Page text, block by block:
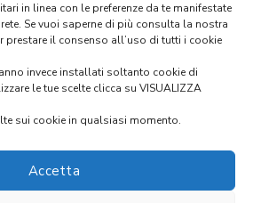
in linea con le preferenze da te manifestate
Se vuoi saperne di più consulta la nostra
prestare il consenso all’uso di tutti i cookie
invece installati soltanto cookie di
le tue scelte clicca su VISUALIZZA
sui cookie in qualsiasi momento.
Accetta
geraís de venda